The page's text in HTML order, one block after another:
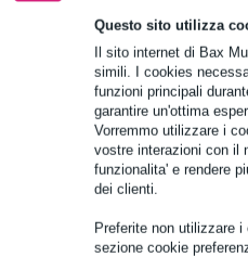
Questo sito utilizza
Il sito internet di Bax
simili. I cookies
funzioni principali
garantire un'ottima
Vorremmo utilizzare i
vostre interazioni con il
funzionalita' e rendere
dei clienti.
Preferite non utilizzare
sezione cookie
Informazioni sul prodotto
coperchio del diffusore
adatto per ICOA 15 o ICOA
materiale: nylon 1680D
Specifiche complete
Accessori (37)